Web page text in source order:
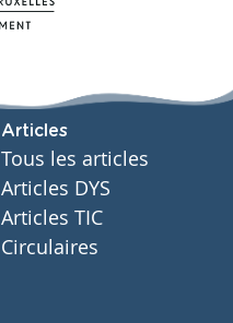
Articles
Tous les articles
Articles DYS
Articles TIC
Circulaires